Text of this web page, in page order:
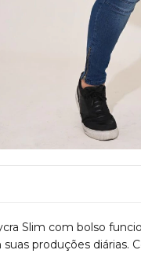
Slim com bolso
produções diárias.